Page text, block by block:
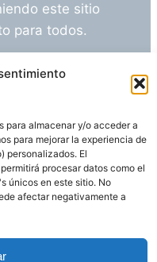
para almacenar y/o acceder a
para mejorar la experiencia de
personalizados. El
procesar datos como el
únicos en este sitio. No
afectar negativamente a
este sitio
para todos.
Escríbeme
de cookies